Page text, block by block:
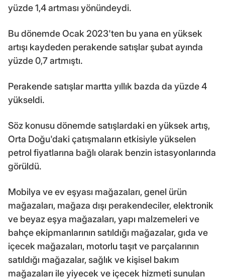
yüzde 1,4 artması yönündeydi.
Bu dönemde Ocak 2023'ten bu yana en yüksek
artışı kaydeden perakende satışlar şubat ayında
yüzde 0,7 artmıştı.
Perakende satışlar martta yıllık bazda da yüzde 4
yükseldi.
Söz konusu dönemde satışlardaki en yüksek artış,
Orta Doğu'daki çatışmaların etkisiyle yükselen
petrol fiyatlarına bağlı olarak benzin istasyonlarında
görüldü.
Mobilya ve ev eşyası mağazaları, genel ürün
mağazaları, mağaza dışı perakendeciler, elektronik
ve beyaz eşya mağazaları, yapı malzemeleri ve
bahçe ekipmanlarının satıldığı mağazalar, gıda ve
içecek mağazaları, motorlu taşıt ve parçalarının
satıldığı mağazalar, sağlık ve kişisel bakım
mağazaları ile yiyecek ve içecek hizmeti sunulan